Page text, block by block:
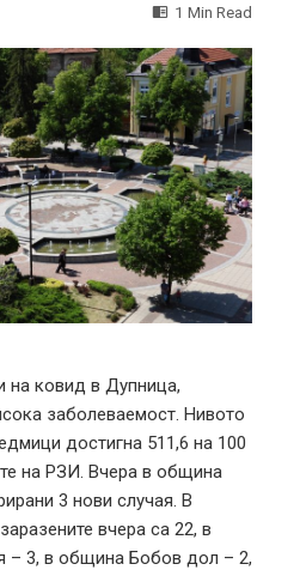
1 Min Read
на ковид в Дупница,
заболеваемост. Нивото
достигна 511,6 на 100
на РЗИ. Вчера в община
3 нови случая. В
вчера са 22, в
– 3, в община Бобов дол – 2,